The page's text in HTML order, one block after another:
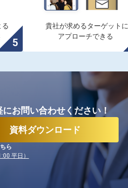
貴社が求めるターゲットに
アプローチできる
にお問い合わせください！
資料ダウンロード
ら
平日）